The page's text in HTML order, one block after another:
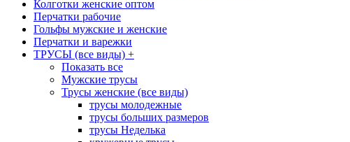
Колготки женские оптом
Перчатки рабочие
Гольфы мужские и женские
Перчатки и варежки
ТРУСЫ (все виды) +
Показать все
Мужские трусы
Трусы женские (все виды)
трусы молодежные
трусы больших размеров
трусы Неделька